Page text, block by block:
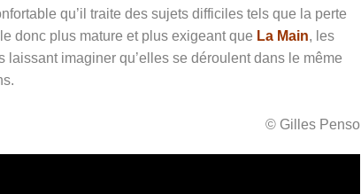
qu’il traite des sujets difficiles tels que la perte
donc plus mature et plus exigeant que La Main, les
imaginer qu’elles se déroulent dans le même
© Gilles Penso